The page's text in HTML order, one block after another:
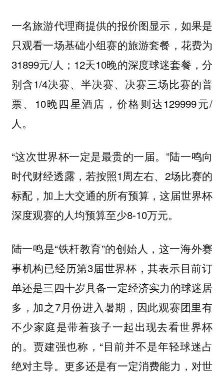
一名旅游代理商提供的报价图显示，如果是
只观看一场基础小组赛的旅游套餐，花费为
31899元/人；12天10晚的深度球迷套餐，分
别含1/4决赛、半决赛、决赛三场比赛的普
票、10晚四星酒店，价格则达129999元/
人。
“这次世界杯一定是最贵的一届。”陆一鸣向
时代财经透露，若按照1周左右、2场比赛的
标配，加上大交通的所有预算，这届世界杯
深度观赛的人均预算至少8-10万元。
陆一鸣是“铁杆教育”的创始人，这一海外赛
事机构已经历第3届世界杯，其表示目前订
单还是三四十岁具备一定经济实力的球迷居
多，加之7月份进入暑期，因此观赛团里有
不少家庭是带着孩子一起出现去看世界杯
的。贾建强也称，“目前并不是年轻球迷占
绝对主导。更多还是有一定消费能力，对世